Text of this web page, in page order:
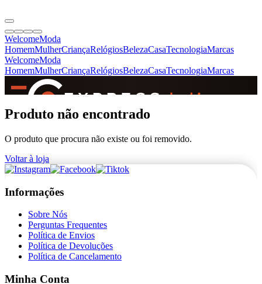
WelcomeModa
HomemMulherCriançaRelógiosBelezaCasaTecnologiaMarcas
WelcomeModa
HomemMulherCriançaRelógiosBelezaCasaTecnologiaMarcas
+de 36.000 reviews
Produto não encontrado
O produto que procura não existe ou foi removido.
Voltar à loja
Informações
Sobre Nós
Perguntas Frequentes
Política de Envios
Política de Devoluções
Política de Cancelamento
Minha Conta